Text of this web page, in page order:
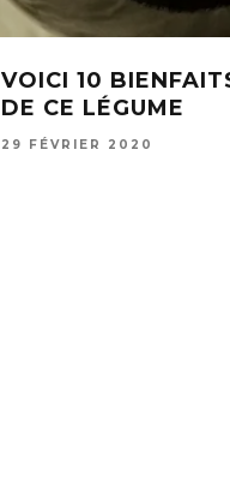
VOICI 10
DE CE LÉGUME
29 FÉVRIER 2020